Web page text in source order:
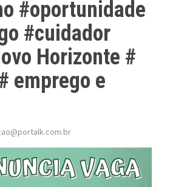
#oportunidade
#cuidador
Horizonte #
emprego e